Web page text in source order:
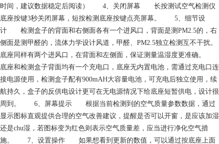
时间，建议数据稳定后阅读） 4、关闭屏幕 长按测试空气检测仪
底座按键3秒关闭屏幕，短按检测底座按键点亮屏幕。 5、细节设
计 检测盒子的背面和右侧面各有一个进风口，背面是测PM2.5的，右
侧面是测甲醛的，流体力学设计风道，甲醛、PM2.5独立检测互不干扰。
底座同样有两个进风口，在背面和左侧面，保证测量温湿度更准确。
底座和检测盒子背面均有一个充电口，底座无内置电池，需通过充电口连
接电源使用，检测盒子配有900mAH大容量电池，可充电后独立使用，续
航持久，盒子的反供电设计更可在无电源情况下给底座短暂供电，设计很
周到。 6、屏幕提示 根据当前检测到的空气质量参数数据，通过
显示图标直观提供合理的空气改善建议，提醒是否可以开窗，是应该加湿
还是chu湿，若图标变为红色则表示空气质量差，应当进行净化空气措
施。 7、设置操作 如果想看到更新的数值，可以通过按底座上面